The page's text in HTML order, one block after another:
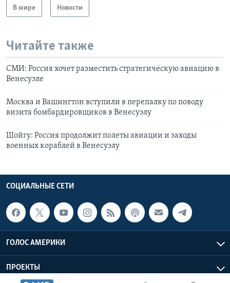
В мире Новости
Читайте также
СМИ: Россия хочет разместить стратегическую авиацию в
Венесуэле
Москва и Вашингтон вступили в перепалку по поводу
визита бомбардировщиков в Венесуэлу
Шойгу: Россия продолжит полеты авиации и заходы
военных кораблей в Венесуэлу
СОЦИАЛЬНЫЕ СЕТИ
ГОЛОС АМЕРИКИ
ПРОЕКТЫ